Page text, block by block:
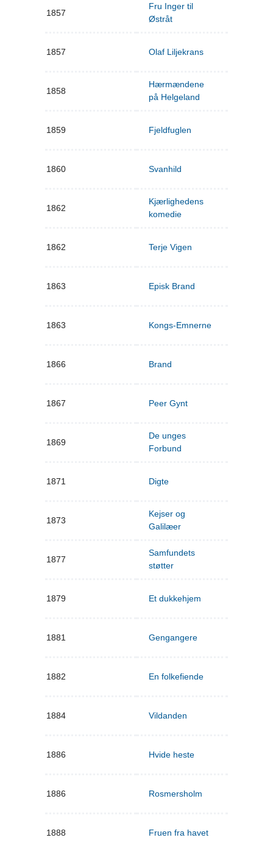
1857
Fru Inger til
Østråt
1857 Olaf Liljekrans
1858
Hærmændene
på Helgeland
1859 Fjeldfuglen
1860 Svanhild
1862
Kjærlighedens
komedie
1862 Terje Vigen
1863 Episk Brand
1863 Kongs-Emnerne
1866 Brand
1867 Peer Gynt
1869
De unges
Forbund
1871 Digte
1873
Kejser og
Galilæer
1877
Samfundets
støtter
1879 Et dukkehjem
1881 Gengangere
1882 En folkefiende
1884 Vildanden
1886 Hvide heste
1886 Rosmersholm
1888 Fruen fra havet